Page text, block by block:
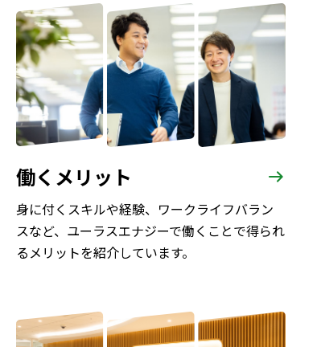
働くメリット
身に付くスキルや経験、ワークライフバラン
スなど、ユーラスエナジーで働くことで得られ
るメリットを紹介しています。